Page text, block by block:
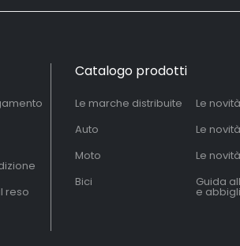
reso
Catalogo prodotti
Le marche distribuite
Auto
Moto
Bici
Le
Le
Le
Guida
e